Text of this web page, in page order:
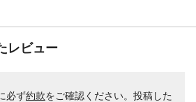
レビュー
必ず約款をご確認ください。投稿した